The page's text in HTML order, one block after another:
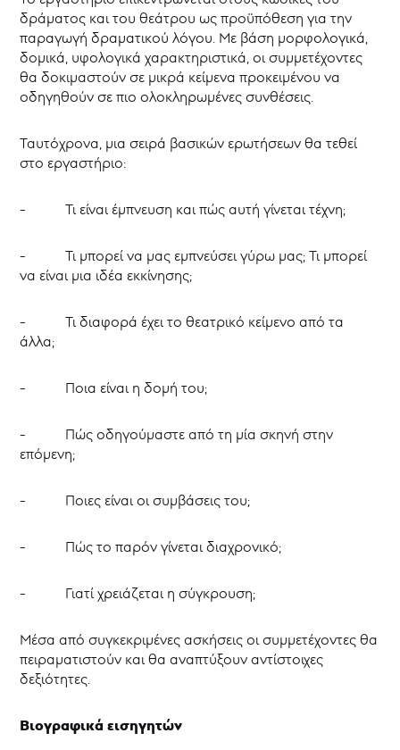
δράματος και του θεάτρου ως προϋπόθεση για την
παραγωγή δραματικού λόγου. Με βάση μορφολογικά,
δομικά, υφολογικά χαρακτηριστικά, οι συμμετέχοντες
θα δοκιμαστούν σε μικρά κείμενα προκειμένου να
οδηγηθούν σε πιο ολοκληρωμένες συνθέσεις.
Ταυτόχρονα, μια σειρά βασικών ερωτήσεων θα τεθεί
στο εργαστήριο:
- Τι είναι έμπνευση και πώς αυτή γίνεται τέχνη;
- Τι μπορεί να μας εμπνεύσει γύρω μας; Τι μπορεί
να είναι μια ιδέα εκκίνησης;
- Τι διαφορά έχει το θεατρικό κείμενο από τα
άλλα;
- Ποια είναι η δομή του;
- Πώς οδηγούμαστε από τη μία σκηνή στην
επόμενη;
- Ποιες είναι οι συμβάσεις του;
- Πώς το παρόν γίνεται διαχρονικό;
- Γιατί χρειάζεται η σύγκρουση;
Μέσα από συγκεκριμένες ασκήσεις οι συμμετέχοντες θα
πειραματιστούν και θα αναπτύξουν αντίστοιχες
δεξιότητες.
Βιογραφικά εισηγητών